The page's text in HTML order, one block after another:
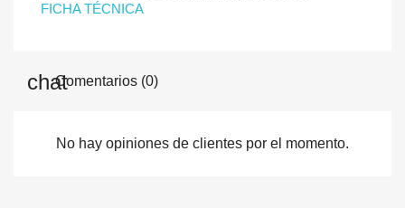
FICHA TÉCNICA
Comentarios (0)
No hay opiniones de clientes por el momento.